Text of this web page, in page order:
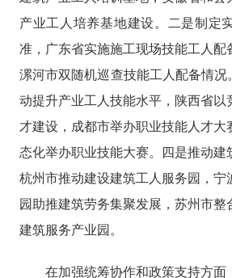
产业工人培养基地建设。二是制定
准，广东省实施施工现场技能工人配
漯河市双随机巡查技能工人配备情况
动提升产业工人技能水平，陕西省以
才建设，成都市举办职业技能人才大
态化举办职业技能大赛。四是推动建
杭州市推动建设建筑工人服务园，宁
园助推建筑劳务集聚发展，苏州市整
建筑服务产业园。
在加强统筹协作和政策支持方面